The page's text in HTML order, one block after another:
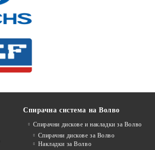
Спирачна система на Волво
Спирачни дискове и накладки за Волво
Спирачни дискове за Волво
Накладки за Волво